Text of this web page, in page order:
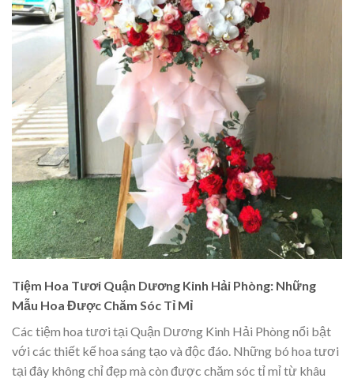
Tiệm Hoa Tươi Quận Dương Kinh Hải Phòng: Những
Mẫu Hoa Được Chăm Sóc Tỉ Mỉ
Các tiệm hoa tươi tại Quận Dương Kinh Hải Phòng nổi bật
với các thiết kế hoa sáng tạo và độc đáo. Những bó hoa tươi
tại đây không chỉ đẹp mà còn được chăm sóc tỉ mỉ từ khâu